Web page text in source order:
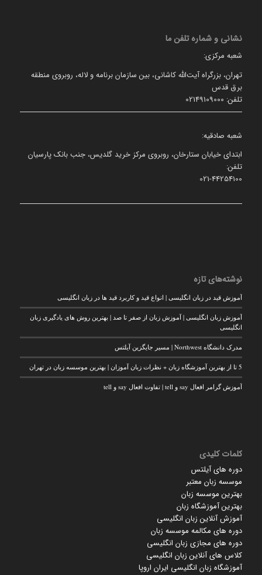
نشانی و شماره تلفن ما
شعبه مرکزی:
تهران، بزرگراه آیت‌الله کاشانی، بین سازمان برنامه و لاله، روبروی منطقه
برق قدس
تلفن: 02149109000
شعبه صادقیه:
ابتدای خیابان ستارخان، روبروی مرکز خرید گلدیس، جنب بانک پارسیان
تلفن:
021-44254100
نوشته‌های تازه
آموزش قید در زبان انگلیسی | انواع قید و کاربرد قید ها در زبان انگلیسی
آموزش زبان انگلیسی | آموزش زبان از صفر تا صد | بهترین روش های یادگیری زبان
انگلیسی
مدرک دانشگاه Northwest | مسیر جایگزین آیلتس
5 تا از بهترین آموزشگاه زبان + نظرات زبان آموزان | بهترین موسسه زبان در تهران
آموزش گرامر افعال say و tell | تفاوت افعال say و tell
کلمات کلیدی
دوره های آیلتس
موسسه زبان معتبر
بهترین موسسه زبان
بهترین آموزشگاه زبان
آموزش آنلاین زبان انگلیسی
دوره های مکالمه موسسه زبان
دوره های مجازی زبان انگلیسی
کلاس های آنلاین زبان انگلیسی
آموزشگاه زبان انگلیسی ایران اروپا